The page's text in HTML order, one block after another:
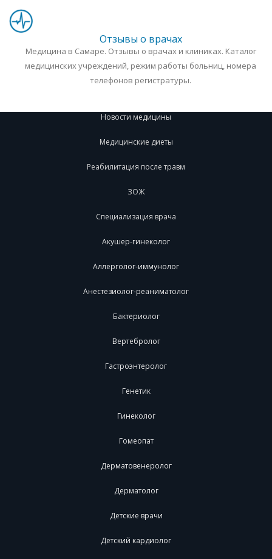
Отзывы о врачах
Медицина в Самаре. Отзывы о врачах и клиниках. Каталог
медицинских учреждений, режим работы больниц, номера
телефонов регистратуры.
Новости медицины
Медицинские диеты
Реабилитация после травм
ЗОЖ
Специализация врача
Акушер-гинеколог
Аллерголог-иммунолог
Анестезиолог-реаниматолог
Бактериолог
Вертебролог
Гастроэнтеролог
Генетик
Гинеколог
Гомеопат
Дерматовенеролог
Дерматолог
Детские врачи
Детский кардиолог